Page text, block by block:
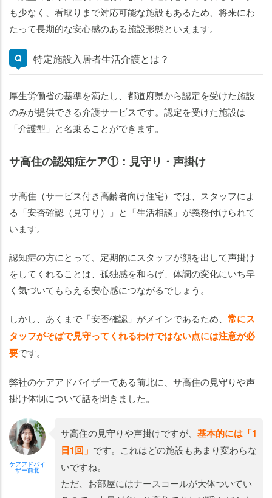
も少なく、看取りまで対応可能な施設もあるため、将来にわ
たって長期的な安心感のある施設形態といえます。
特定施設入居者生活介護とは？
厚生労働省の基準を満たし、都道府県から認定を受けた施設
のみが提供できる介護サービスです。認定を受けた施設は
「介護型」と名乗ることができます。
サ高住の認知症ケア①：見守り・声掛け
サ高住（サービス付き高齢者向け住宅）では、スタッフによ
る「安否確認（見守り）」と「生活相談」が義務付けられて
います。
認知症の方にとって、定期的にスタッフが顔を出して声掛け
をしてくれることは、孤独感を和らげ、体調の変化にいち早
く気づいてもらえる安心感につながるでしょう。
しかし、あくまで「安否確認」がメインであるため、 常にス
タッフがそばで見守ってくれるわけではない点には注意が必
要です。
弊社のケアアドバイザーである前北に、サ高住の見守りや声
掛け体制について話を聞きました。
ケアアドバイ
ザー前北
サ高住の見守りや声掛けですが、 基本的には「1
日1回」 です。これはどの施設もあまり変わらな
いですね。
ただ、お部屋にはナースコールが大体ついてい